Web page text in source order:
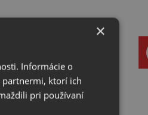
×
Informácie o
partnermi, ktorí ich
pri používaní